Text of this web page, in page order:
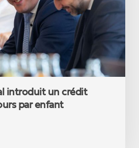
introduit un crédit
par enfant